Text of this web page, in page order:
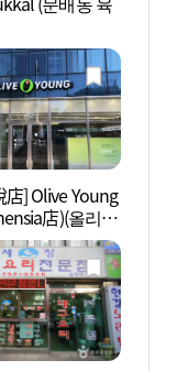
] Olive Young
店)(올리브
첸시아점)